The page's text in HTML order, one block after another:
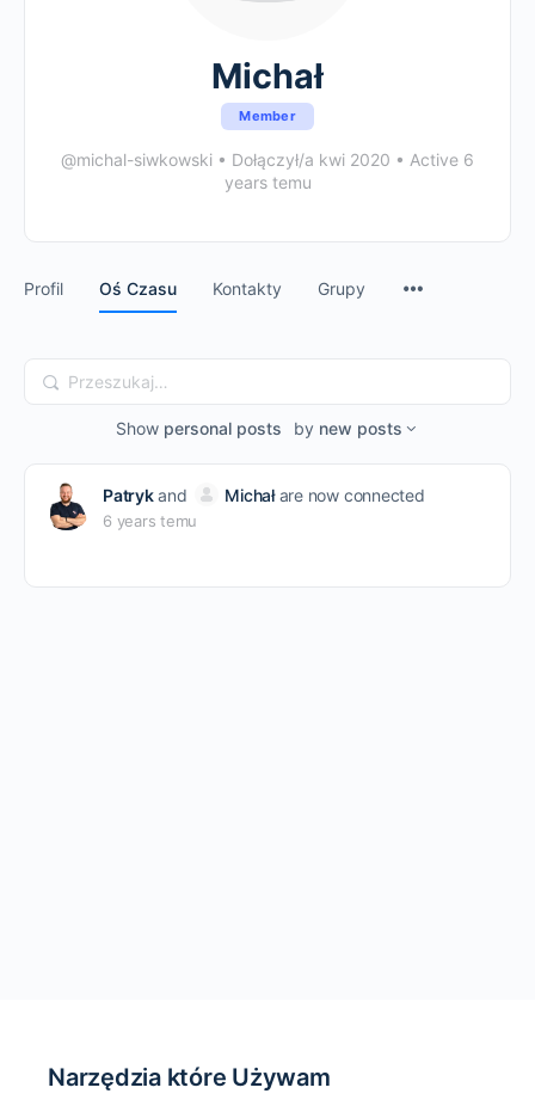
Michał
Member
@michal-siwkowski • Dołączył/a kwi 2020 • Active 6
years temu
Profil Oś Czasu Kontakty Grupy
Przeszukaj…
Show personal posts by new posts
Patrykand Michałare now connected
6 years temu
Narzędzia które Używam